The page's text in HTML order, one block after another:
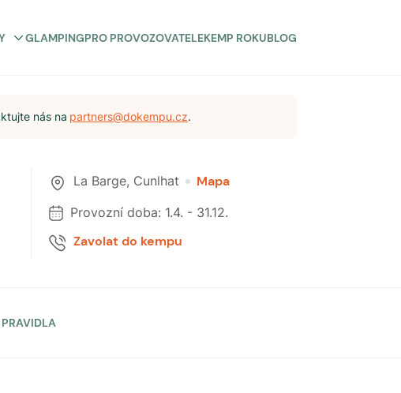
GLAMPINGPRO PROVOZOVATELEKEMP ROKUBLOG
nás na partners@dokempu.cz.
La Barge, Cunlhat Mapa
Provozní doba: 1.4. - 31.12.
Zavolat do kempu
PRAVIDLA